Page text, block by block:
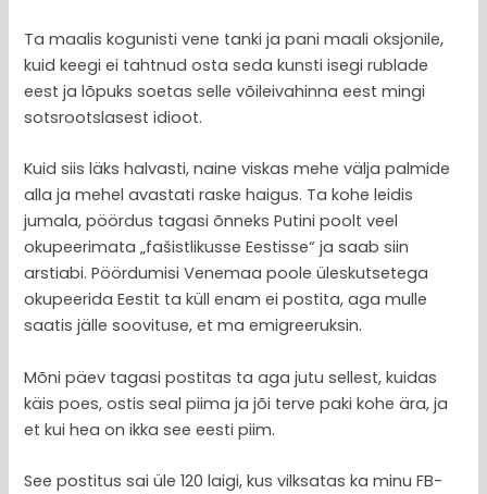
Ta maalis kogunisti vene tanki ja pani maali oksjonile,
kuid keegi ei tahtnud osta seda kunsti isegi rublade
eest ja lõpuks soetas selle võileivahinna eest mingi
sotsrootslasest idioot.
Kuid siis läks halvasti, naine viskas mehe välja palmide
alla ja mehel avastati raske haigus. Ta kohe leidis
jumala, pöördus tagasi õnneks Putini poolt veel
okupeerimata „fašistlikusse Eestisse“ ja saab siin
arstiabi. Pöördumisi Venemaa poole üleskutsetega
okupeerida Eestit ta küll enam ei postita, aga mulle
saatis jälle soovituse, et ma emigreeruksin.
Mõni päev tagasi postitas ta aga jutu sellest, kuidas
käis poes, ostis seal piima ja jõi terve paki kohe ära, ja
et kui hea on ikka see eesti piim.
See postitus sai üle 120 laigi, kus vilksatas ka minu FB-